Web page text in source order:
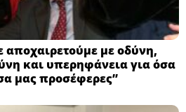
αποχαιρετούμε με οδύνη,
και υπερηφάνεια για όσα
μας προσέφερες”